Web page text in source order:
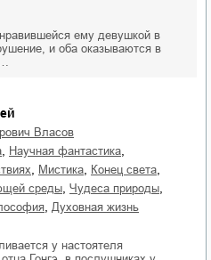
ему девушкой в
и оба оказываются в
Власов
научная фантастика
мистика конец света
среды чудеса природы
духовная жизнь
у настоятеля